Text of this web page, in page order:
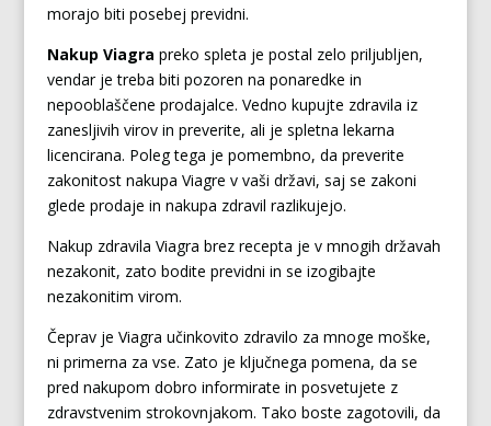
morajo biti posebej previdni.
Nakup Viagra preko spleta je postal zelo priljubljen,
vendar je treba biti pozoren na ponaredke in
nepooblaščene prodajalce. Vedno kupujte zdravila iz
zanesljivih virov in preverite, ali je spletna lekarna
licencirana. Poleg tega je pomembno, da preverite
zakonitost nakupa Viagre v vaši državi, saj se zakoni
glede prodaje in nakupa zdravil razlikujejo.
Nakup zdravila Viagra brez recepta je v mnogih državah
nezakonit, zato bodite previdni in se izogibajte
nezakonitim virom.
Čeprav je Viagra učinkovito zdravilo za mnoge moške,
ni primerna za vse. Zato je ključnega pomena, da se
pred nakupom dobro informirate in posvetujete z
zdravstvenim strokovnjakom. Tako boste zagotovili, da